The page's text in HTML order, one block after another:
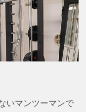
いマンツーマンで